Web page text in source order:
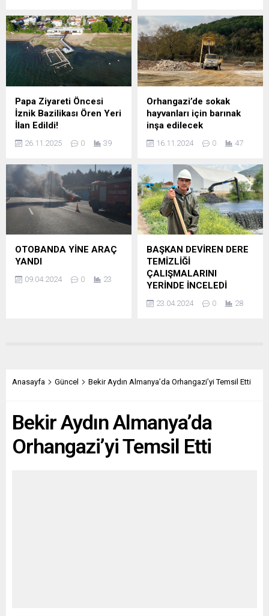
Papa Ziyareti Öncesi
İznik Bazilikası Ören Yeri
İlan Edildi!
26.11.2025 0 39
Orhangazi’de sokak
hayvanları için barınak
inşa edilecek
16.11.2024 0 47
OTOBANDA YİNE ARAÇ
YANDI
09.04.2024 0 23
BAŞKAN DEVİREN DERE
TEMİZLİĞİ
ÇALIŞMALARINI
YERİNDE İNCELEDİ
23.04.2024 0 28
Anasayfa Güncel Bekir Aydın Almanya’da Orhangazi’yi Temsil Etti
Bekir Aydın Almanya’da
Orhangazi’yi Temsil Etti